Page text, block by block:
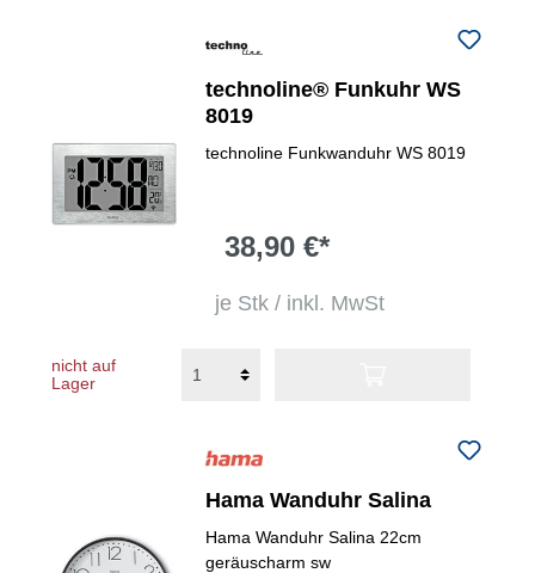
technoline® Funkuhr WS
8019
technoline Funkwanduhr WS 8019
38,90 €*
je Stk / inkl. MwSt
nicht auf
Lager
Hama Wanduhr Salina
Hama Wanduhr Salina 22cm
geräuscharm sw